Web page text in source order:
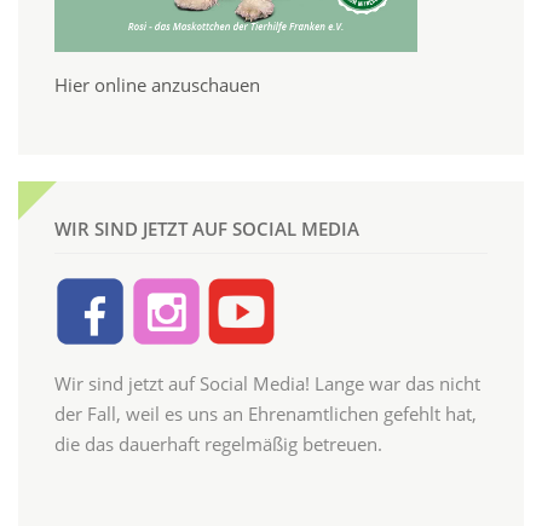
Hier online anzuschauen
WIR SIND JETZT AUF SOCIAL MEDIA
Wir sind jetzt auf Social Media! Lange war das nicht
der Fall, weil es uns an Ehrenamtlichen gefehlt hat,
die das dauerhaft regelmäßig betreuen.